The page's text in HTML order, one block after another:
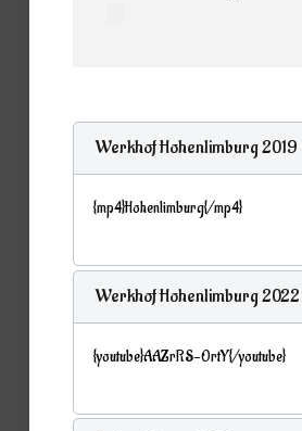
Werkhof Hohenlimburg 2019
{mp4}Hohenlimburg{/mp4}
Werkhof Hohenlimburg 2022
{youtube}AAZrRS-OrtY{/youtube}